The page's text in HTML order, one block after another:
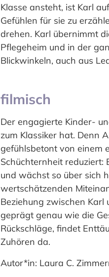
Klasse ansteht, ist Karl
Gefühlen für sie zu
drehen. Karl übernimmt
Pflegeheim und in der
Blickwinkeln, auch aus
filmisch
Der engagierte Kinder-
zum Klassiker hat. Denn
gefühlsbetont von einem
Schüchternheit reduziert:
und wächst so über sich
wertschätzenden
Beziehung zwischen Karl
geprägt genau wie die
Rückschläge, findet
Zuhören da.
Autor*in: Laura C.